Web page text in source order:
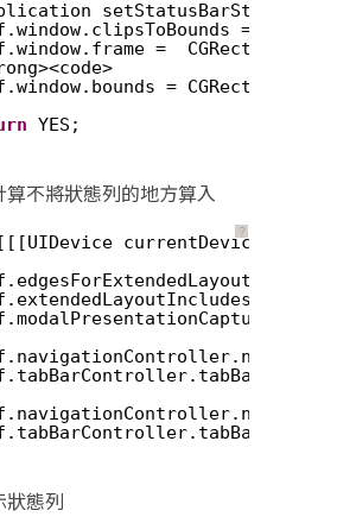
=YES;
=
=
YES;
算不將狀態列的地方算入
？
currentDevice]
=
狀態列